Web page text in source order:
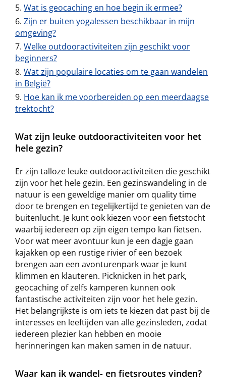
Wat is geocaching en hoe begin ik ermee?
Zijn er buiten yogalessen beschikbaar in mijn
omgeving?
Welke outdooractiviteiten zijn geschikt voor
beginners?
Wat zijn populaire locaties om te gaan wandelen
in België?
Hoe kan ik me voorbereiden op een meerdaagse
trektocht?
Wat zijn leuke outdooractiviteiten voor het
hele gezin?
Er zijn talloze leuke outdooractiviteiten die geschikt
zijn voor het hele gezin. Een gezinswandeling in de
natuur is een geweldige manier om quality time
door te brengen en tegelijkertijd te genieten van de
buitenlucht. Je kunt ook kiezen voor een fietstocht
waarbij iedereen op zijn eigen tempo kan fietsen.
Voor wat meer avontuur kun je een dagje gaan
kajakken op een rustige rivier of een bezoek
brengen aan een avonturenpark waar je kunt
klimmen en klauteren. Picknicken in het park,
geocaching of zelfs kamperen kunnen ook
fantastische activiteiten zijn voor het hele gezin.
Het belangrijkste is om iets te kiezen dat past bij de
interesses en leeftijden van alle gezinsleden, zodat
iedereen plezier kan hebben en mooie
herinneringen kan maken samen in de natuur.
Waar kan ik wandel- en fietsroutes vinden?